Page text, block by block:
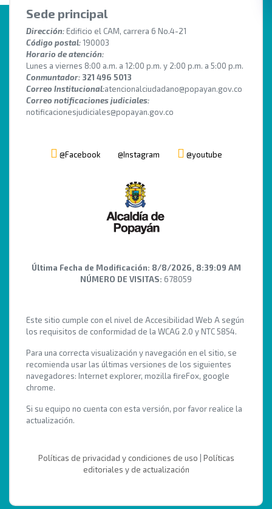
Sede principal
Dirección: Edificio el CAM, carrera 6 No.4-21
Código postal:190003
Horario de atención:
Lunes a viernes 8:00 a.m. a 12:00 p.m. y 2:00 p.m. a 5:00 p.m.
Conmuntador: 321 496 5013
Correo Institucional:atencionalciudadano@popayan.gov.co
Correo notificaciones judiciales:
notificacionesjudiciales@popayan.gov.co
@Facebook @Instagram @youtube
Última Fecha de Modificación: 8/8/2026, 8:39:09 AM
NÚMERO DE VISITAS: 678059
Este sitio cumple con el nivel de Accesibilidad Web A según
los requisitos de conformidad de la WCAG 2.0 y NTC 5854.
Para una correcta visualización y navegación en el sitio, se
recomienda usar las últimas versiones de los siguientes
navegadores: Internet explorer, mozilla fireFox, google
chrome.
Si su equipo no cuenta con esta versión, por favor realice la
actualización.
Políticas de privacidad y condiciones de uso
Políticas
editoriales y de actualización